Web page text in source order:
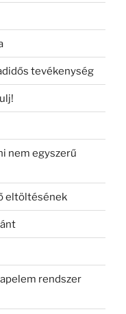
tevékenység
nem egyszerű
eltöltésének
rendszer